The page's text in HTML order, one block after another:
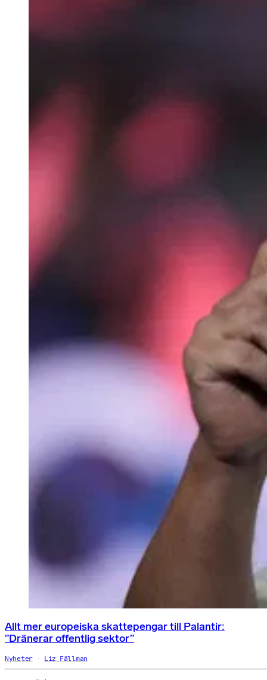
Allt mer europeiska skattepengar till Palantir:
”Dränerar offentlig sektor”
Nyheter Liz Fällman